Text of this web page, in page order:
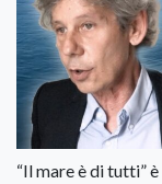
“Il mare è di tutti”